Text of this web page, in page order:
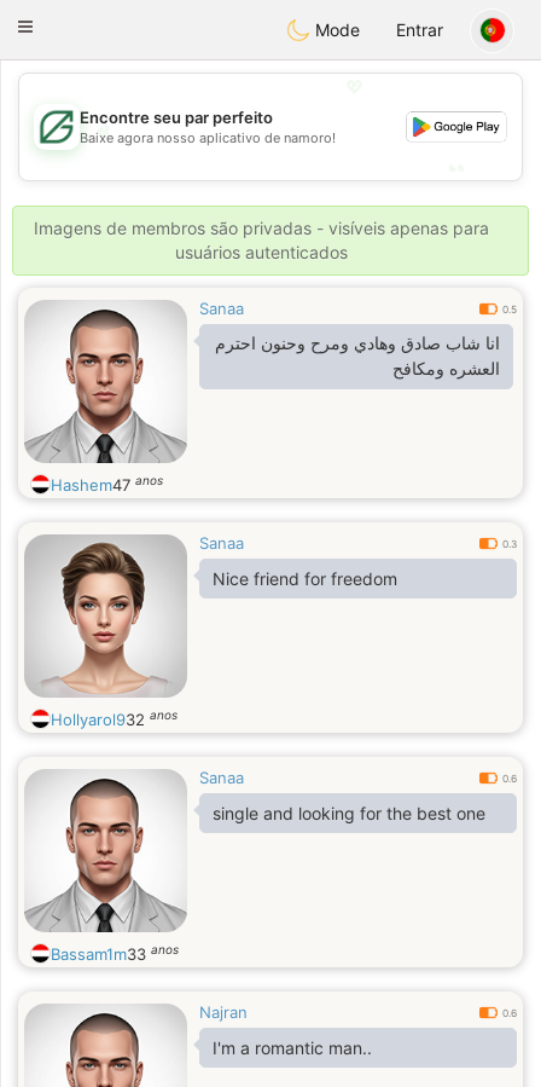
Dating
Toggle
Mode Entrar
💖
💕
Encontre seu par perfeito
Baixe agora nosso aplicativo de namoro!
Imagens de membros são privadas - visíveis apenas para
usuários autenticados
Sanaa 0.5
انا شاب صادق وهادي ومرح وحنون احترم
العشره ومكافح
Hashem47 anos
Sanaa 0.3
Nice friend for freedom
Hollyarol932 anos
Sanaa 0.6
single and looking for the best one
Bassam1m33 anos
Najran 0.6
I'm a romantic man..